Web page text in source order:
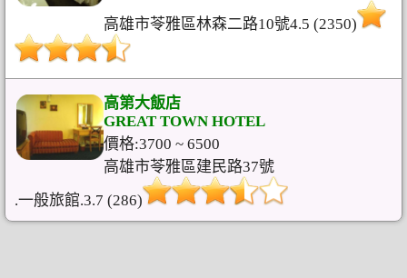
高雄市苓雅區林森二路10號4.5 (2350)
高第大飯店
GREAT TOWN HOTEL
價格:3700 ~ 6500
高雄市苓雅區建民路37號
.一般旅館.3.7 (286)